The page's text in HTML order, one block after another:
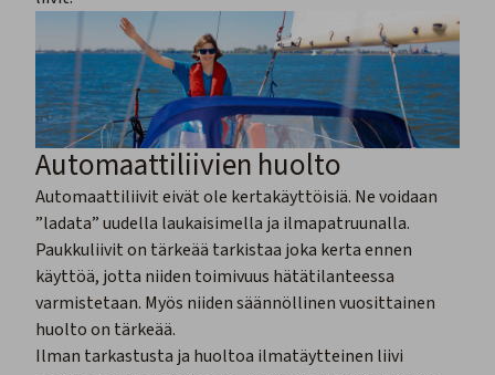
Automaattiliivien huolto
Automaattiliivit eivät ole kertakäyttöisiä. Ne voidaan
”ladata” uudella laukaisimella ja ilmapatruunalla.
Paukkuliivit on tärkeää tarkistaa joka kerta ennen
käyttöä, jotta niiden toimivuus hätätilanteessa
varmistetaan. Myös niiden säännöllinen vuosittainen
huolto on tärkeää.
Ilman tarkastusta ja huoltoa ilmatäytteinen liivi